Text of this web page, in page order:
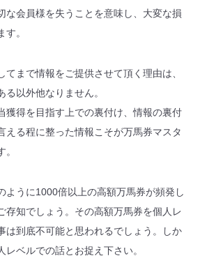
な会員様を失うことを意味し、大変な損
。
てまで情報をご提供させて頂く理由は、
以外他なりません。
獲得を目指す上での裏付け、情報の裏付
える程に整った情報こそが万馬券マスタ
ように1000倍以上の高額万馬券が頻発し
存知でしょう。その高額万馬券を個人レ
は到底不可能と思われるでしょう。しか
レベルでの話とお捉え下さい。